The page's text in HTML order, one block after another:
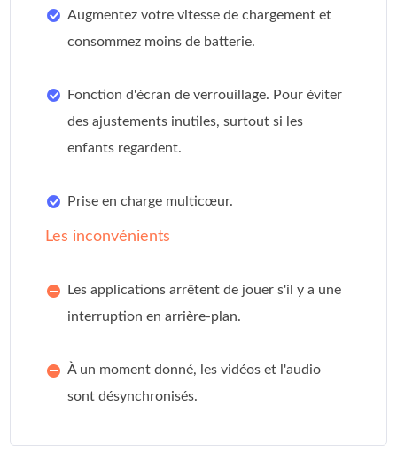
Augmentez votre vitesse de chargement et
consommez moins de batterie.
Fonction d'écran de verrouillage. Pour éviter
des ajustements inutiles, surtout si les
enfants regardent.
Prise en charge multicœur.
Les inconvénients
Les applications arrêtent de jouer s'il y a une
interruption en arrière-plan.
À un moment donné, les vidéos et l'audio
sont désynchronisés.